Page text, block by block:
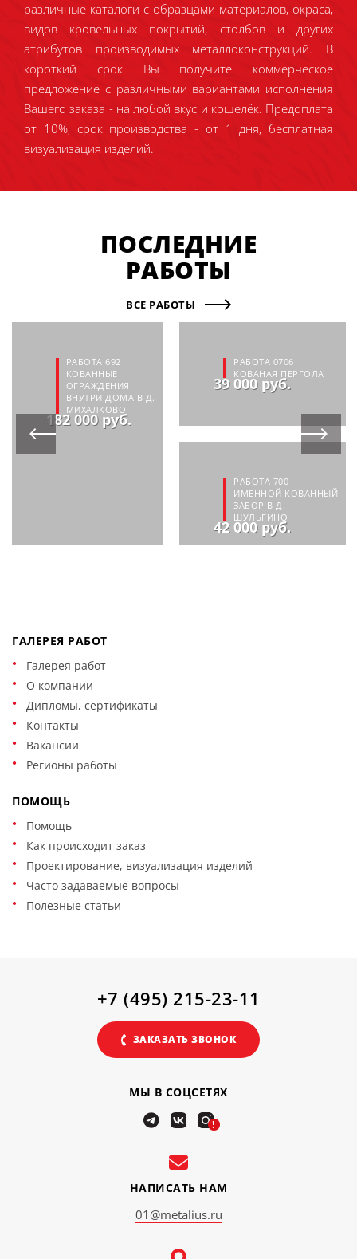
различные каталоги с образцами материалов, окраса,
видов кровельных покрытий, столбов и других
атрибутов производимых металлоконструкций. В
короткий срок Вы получите коммерческое
предложение с различными вариантами исполнения
Вашего заказа - на любой вкус и кошелёк. Предоплата
от 10%, срок производства - от 1 дня, бесплатная
визуализация изделий.
ПОСЛЕДНИЕ
РАБОТЫ
ВСЕ РАБОТЫ
РАБОТА 692
КОВАННЫЕ
ОГРАЖДЕНИЯ
ВНУТРИ ДОМА В Д.
МИХАЛКОВО
182 000 руб.
РАБОТА 0706
КОВАНАЯ ПЕРГОЛА
39 000 руб.
РАБОТА 700
ИМЕННОЙ КОВАННЫЙ
ЗАБОР В Д.
ШУЛЬГИНО
42 000 руб.
ГАЛЕРЕЯ РАБОТ
Галерея работ
О компании
Дипломы, сертификаты
Контакты
Вакансии
Регионы работы
ПОМОЩЬ
Помощь
Как происходит заказ
Проектирование, визуализация изделий
Часто задаваемые вопросы
Полезные статьи
НАПИСАТЬ НАМ
01@metalius.ru
МЫ В СОЦСЕТЯХ
!
+7 (495) 215-23-11
ЗАКАЗАТЬ ЗВОНОК